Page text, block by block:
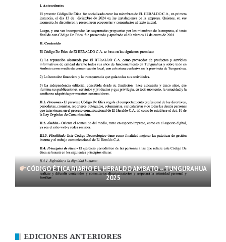
CÓDIGO ÉTICA DIARIO EL HERALDO AMBATO – TUNGURAHUA
2025
EDICIONES ANTERIORES